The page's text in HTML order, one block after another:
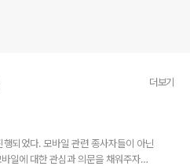
더보기
되었다. 모바일 관련 종사자들이 아닌
일에 대한 관심과 의문을 채워주자는